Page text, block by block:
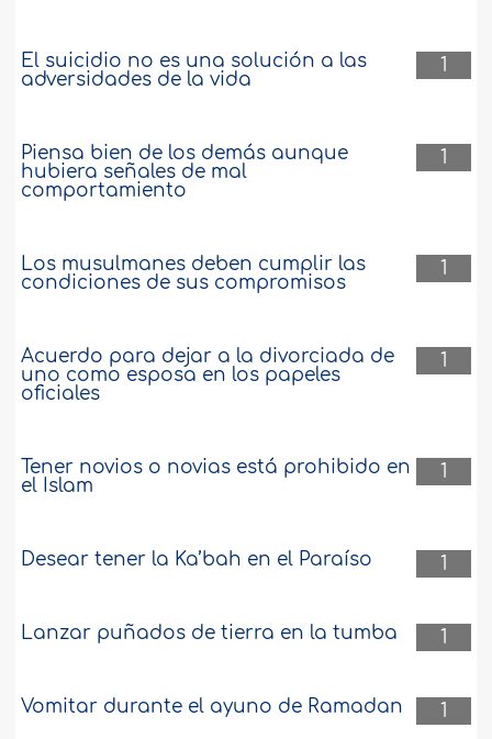
1
El suicidio no es una solución a las
adversidades de la vida
1
Piensa bien de los demás aunque
hubiera señales de mal
comportamiento
1
Los musulmanes deben cumplir las
condiciones de sus compromisos
1
Acuerdo para dejar a la divorciada de
uno como esposa en los papeles
oficiales
1
Tener novios o novias está prohibido en
el Islam
1
Desear tener la Ka’bah en el Paraíso
1
Lanzar puñados de tierra en la tumba
1
Vomitar durante el ayuno de Ramadan